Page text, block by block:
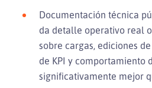
Documentación técnica
da detalle operativo real
sobre cargas, ediciones
de KPI y comportamiento
significativamente mejor